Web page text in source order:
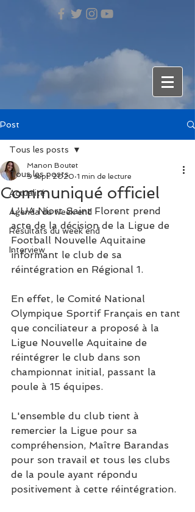
Post
Tous les posts
Actualité
Agenda du week end
Résultats du week end
Interview
Tous les posts
Communiqué officiel
Manon Boutet
9 sept. 2020 1 min de lecture
L'UA Niort Saint Florent prend
acte de la décision de la Ligue de
Football Nouvelle Aquitaine
informant le club de sa
réintégration en Régional 1.
En effet, le Comité National
Olympique Sportif Français en tant
que conciliateur a proposé à la
Ligue Nouvelle Aquitaine de
réintégrer le club dans son
championnat initial, passant la
poule à 15 équipes.
L'ensemble du club tient à
remercier la Ligue pour sa
compréhension, Maître Barandas
pour son travail et tous les clubs
de la poule ayant répondu
positivement à cette réintégration.